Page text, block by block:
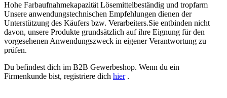
Hohe Farbaufnahmekapazität Lösemittelbeständig und tropfarm
Unsere anwendungstechnischen Empfehlungen dienen der
Unterstützung des Käufers bzw. Verarbeiters.Sie entbinden nicht
davon, unsere Produkte grundsätzlich auf ihre Eignung für den
vorgesehenen Anwendungszweck in eigener Verantwortung zu
prüfen.
Du befindest dich im B2B Gewerbeshop. Wenn du ein
Firmenkunde bist, registriere dich hier.